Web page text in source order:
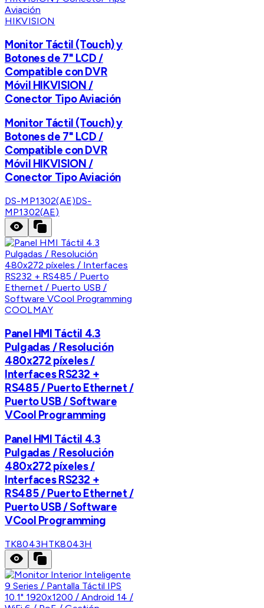
HIKVISION
Monitor Táctil (Touch) y
Botones de 7" LCD /
Compatible con DVR
Móvil HIKVISION /
Conector Tipo Aviación
Monitor Táctil (Touch) y
Botones de 7" LCD /
Compatible con DVR
Móvil HIKVISION /
Conector Tipo Aviación
DS-MP1302(AE)DS-
MP1302(AE)
COOLMAY
Panel HMI Táctil 4.3
Pulgadas / Resolución
480x272 píxeles /
Interfaces RS232 +
RS485 / Puerto Ethernet /
Puerto USB / Software
VCool Programming
Panel HMI Táctil 4.3
Pulgadas / Resolución
480x272 píxeles /
Interfaces RS232 +
RS485 / Puerto Ethernet /
Puerto USB / Software
VCool Programming
TK8043HTK8043H